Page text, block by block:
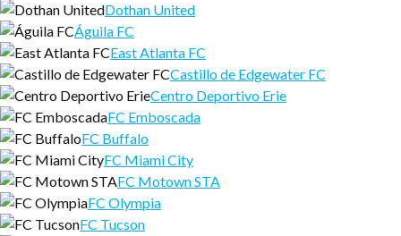
Dothan United
Águila FC
East Atlanta FC
Castillo de Edgewater FC
Centro Deportivo Erie
FC Emboscada
FC Buffalo
FC Miami City
FC Motown STA
FC Olympia
FC Tucson